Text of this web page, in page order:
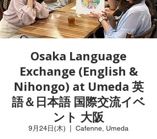
Osaka Language
Exchange (English &
Nihongo) at Umeda 英
語＆日本語 国際交流イベ
ント 大阪
9月24日(木) Cafenne, Umeda